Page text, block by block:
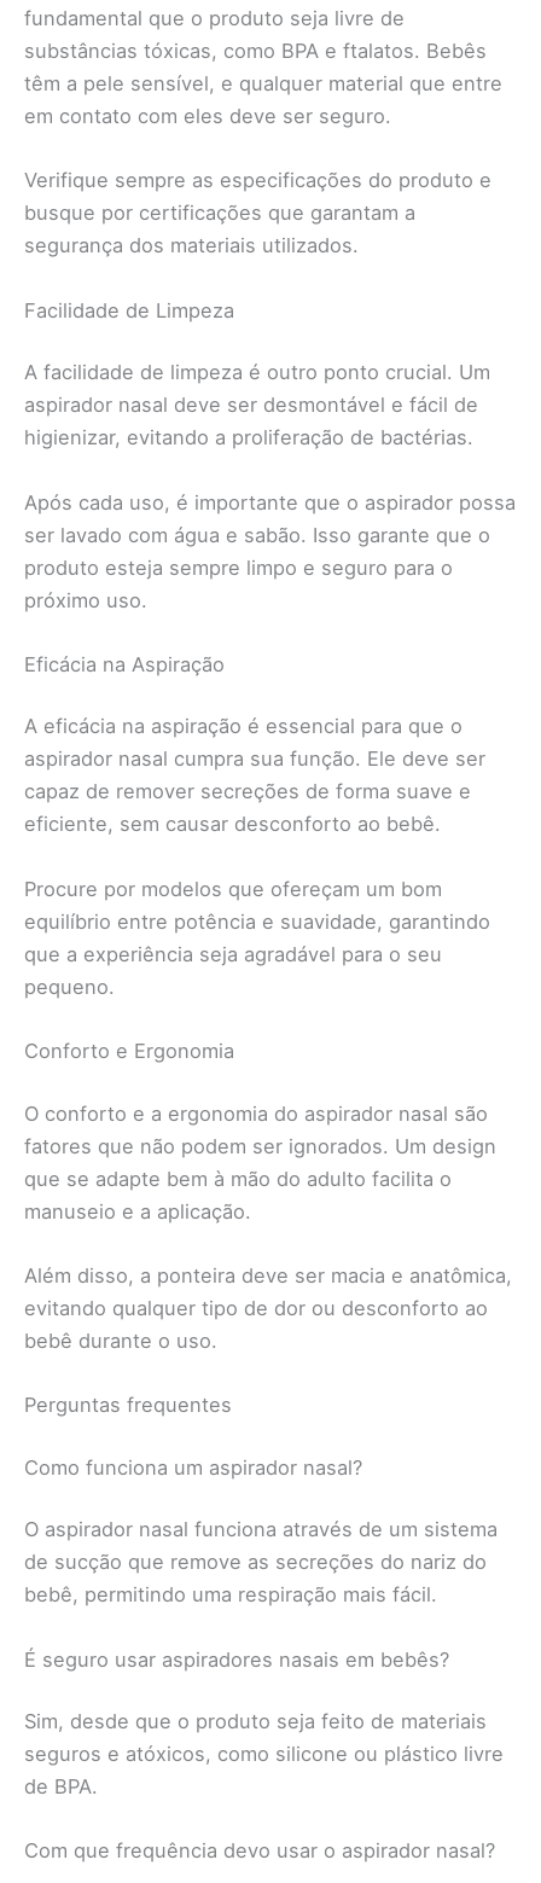
fundamental que o produto seja livre de
substâncias tóxicas, como BPA e ftalatos. Bebês
têm a pele sensível, e qualquer material que entre
em contato com eles deve ser seguro.
Verifique sempre as especificações do produto e
busque por certificações que garantam a
segurança dos materiais utilizados.
Facilidade de Limpeza
A facilidade de limpeza é outro ponto crucial. Um
aspirador nasal deve ser desmontável e fácil de
higienizar, evitando a proliferação de bactérias.
Após cada uso, é importante que o aspirador possa
ser lavado com água e sabão. Isso garante que o
produto esteja sempre limpo e seguro para o
próximo uso.
Eficácia na Aspiração
A eficácia na aspiração é essencial para que o
aspirador nasal cumpra sua função. Ele deve ser
capaz de remover secreções de forma suave e
eficiente, sem causar desconforto ao bebê.
Procure por modelos que ofereçam um bom
equilíbrio entre potência e suavidade, garantindo
que a experiência seja agradável para o seu
pequeno.
Conforto e Ergonomia
O conforto e a ergonomia do aspirador nasal são
fatores que não podem ser ignorados. Um design
que se adapte bem à mão do adulto facilita o
manuseio e a aplicação.
Além disso, a ponteira deve ser macia e anatômica,
evitando qualquer tipo de dor ou desconforto ao
bebê durante o uso.
Perguntas frequentes
Como funciona um aspirador nasal?
O aspirador nasal funciona através de um sistema
de sucção que remove as secreções do nariz do
bebê, permitindo uma respiração mais fácil.
É seguro usar aspiradores nasais em bebês?
Sim, desde que o produto seja feito de materiais
seguros e atóxicos, como silicone ou plástico livre
de BPA.
Com que frequência devo usar o aspirador nasal?